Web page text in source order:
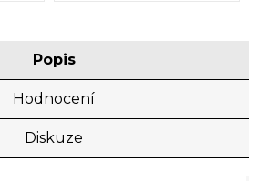
Popis
Hodnocení
Diskuze